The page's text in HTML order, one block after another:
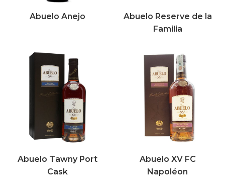
Abuelo Anejo
Abuelo Reserve de la
Familia
Abuelo Tawny Port
Cask
Abuelo XV FC
Napoléon